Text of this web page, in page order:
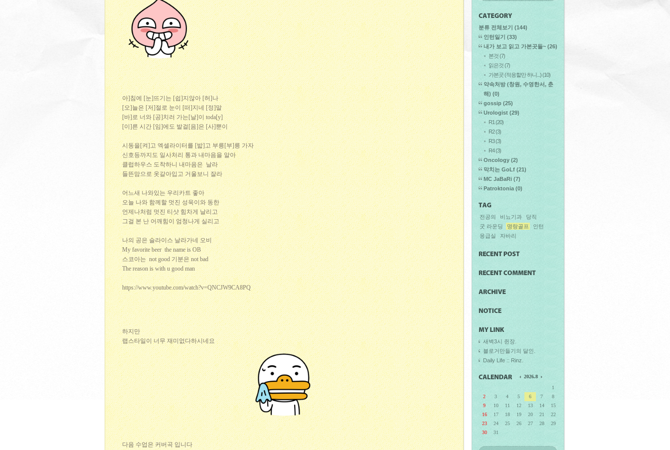
아]침에 [눈]뜨기는 [쉽]지않아 [허]나
[오]늘은 [저]절로 눈이 [떠]지네 [정]말
[바]로 너와 [공]치러 가는[날]이 toda[y]
[이]른 시간 [임]에도 발걸[음]은 [사]뿐이
시동을[켜]고 엑셀라이터를 [밟]고 부릉[부]릉 가자
신호등까지도 일사처리 통과 내마음을 알아
클럽하우스 도착하니 내마음은 날라
들뜬맘으로 옷갈아입고 거울보니 잘라
어느새 나와있는 우리카트 좋아
오늘 나와 함께할 멋진 성욱이와 동한
언제나처럼 멋진 티샷 힘차게 날리고
그걸 본 난 어깨힘이 엄청나게 실리고
나의 공은 슬라이스 날라가네 오비
My favorite beer the name is OB
스코아는 not good 기분은 not bad
The reason is with u good man
https://www.youtube.com/watch?v=QNCJW9CA8PQ
하지만
랩스타일이 너무 재미없다하시네요
다음 수업은 커버곡 입니다
분류 전체보기 (144)
인턴일기 (33)
내가 보고 읽고 가본곳들~ (26)
본것 (7)
읽은것(7)
가본곳 (적응할만 하니...)(10)
약속처방 (창원, 수영한서, 춘
해) (0)
gossip (25)
Urologist (29)
R1 (20)
R2(3)
R3(3)
R4(3)
Oncology (2)
막치는 GoLf (21)
MC JaBaRi (7)
Patroktonia (0)
전공의 비뇨기과
당직
굿 라운딩
명랑골프
인턴
응급실
자바리
새벽3시 쥔장.
블로거만들기의 달인.
Daily Life :: Rinz.
2026.8
1
2
3 4 5 6 7
8
9
10 11 12 13 14
15
16
17 18 19 20 21
22
23
24 25 26 27 28
29
30
31